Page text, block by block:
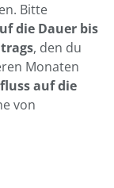
Bitte
die Dauer bis
, den du
Monaten
auf die
von